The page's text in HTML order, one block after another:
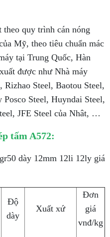
theo quy trình cán nóng
Mỹ, theo tiêu chuẩn mác
tại Trung Quốc, Hàn
được như Nhà máy
Steel, Baotou Steel,
Steel, Huyndai Steel,
JFE Steel của Nhât, …
tấm A572:
dày 12mm 12li 12ly giá
Độ
dày
Xuất xứ
Đơn
giá
vnđ/kg